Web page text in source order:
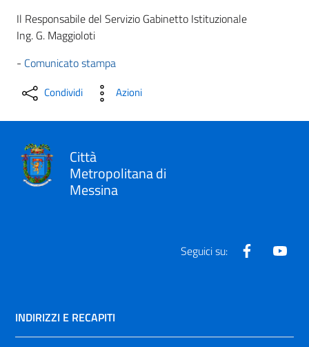
Il Responsabile del Servizio Gabinetto Istituzionale
Ing. G. Maggioloti
- Comunicato stampa
Condividi Azioni
Città
Metropolitana di
Messina
Seguici su: Facebook
INDIRIZZI E RECAPITI